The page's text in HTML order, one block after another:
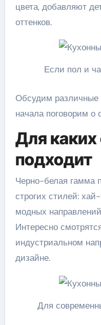
цвета, добавляют
оттенков.
Если пол и
Обсудим
начала поговорим о
Для каких
подходит
Черно-белая гамма
строгих стилей:
модных
Интересно
индустриальном
дизайне.
Для